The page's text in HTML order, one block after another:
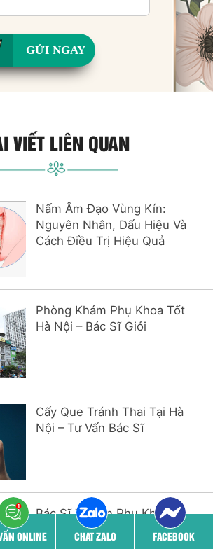
GỬI NGAY
VIẾT LIÊN QUAN
Nấm Âm Đạo Vùng Kín:
Nguyên Nhân, Dấu Hiệu Và
Cách Điều Trị Hiệu Quả
Phòng Khám Phụ Khoa Tốt
Hà Nội – Bác Sĩ Giỏi
Cấy Que Tránh Thai Tại Hà
Nội – Tư Vấn Bác Sĩ
Bác Sĩ Tư Vấn Phụ Khoa –
Giải Đáp Nhanh Chóng
ONLINE CHAT ZALO FACEBOOK